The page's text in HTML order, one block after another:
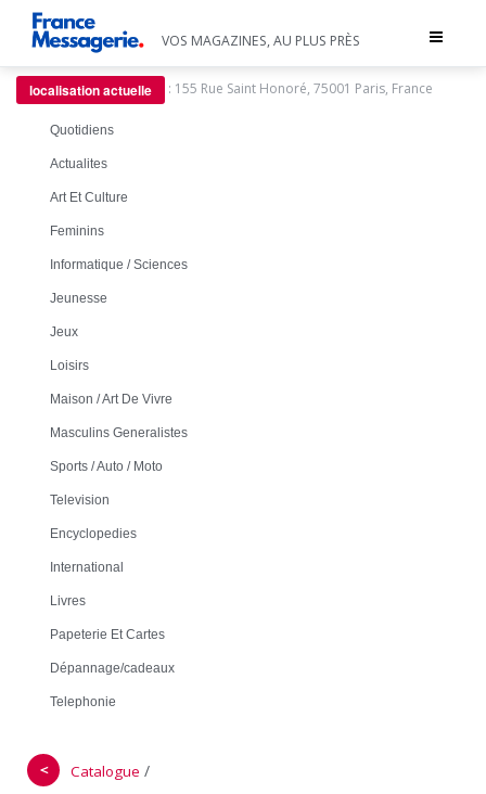
Toggle
VOS MAGAZINES, AU PLUS PRÈS
localisation actuelle : 155 Rue Saint Honoré, 75001 Paris, France
Quotidiens
Actualites
Art Et Culture
Feminins
Informatique / Sciences
Jeunesse
Jeux
Loisirs
Maison / Art De Vivre
Masculins Generalistes
Sports / Auto / Moto
Television
Encyclopedies
International
Livres
Papeterie Et Cartes
Dépannage/cadeaux
Telephonie
＜ Catalogue /